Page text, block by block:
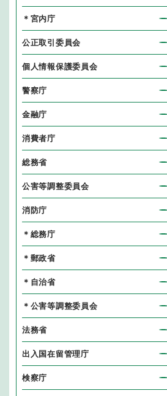
＊宮内庁
公正取引委員会
個人情報保護委員会
警察庁
金融庁
消費者庁
総務省
公害等調整委員会
消防庁
＊総務庁
＊郵政省
＊自治省
＊公害等調整委員会
法務省
出入国在留管理庁
検察庁